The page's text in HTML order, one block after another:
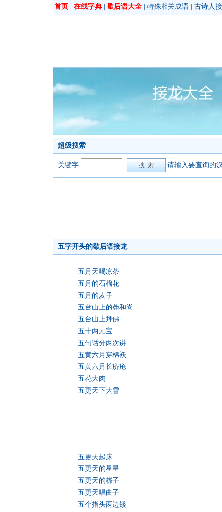
首页 在线字典 歇后语大全 特殊相关成语 古诗人
超级搜索
关键字: 请输入要查询的
五字开头的歇后语接龙
五月天喝凉茶
五月的石榴花
五月的麦子
五台山上的莽和尚
五台山上拜佛
五十两元宝
五句话分两次讲
五黄六月穿棉袄
五黄六月长疥疮
五花大肉
五更天下大雪
五更天起床
五更天的星星
五更天的梆子
五更天唱曲子
五个指头两边矮